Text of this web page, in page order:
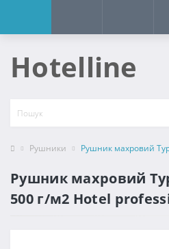
Hotelline
Рушники Рушник махровий
Рушник махровий
500 г/м2 Hotel